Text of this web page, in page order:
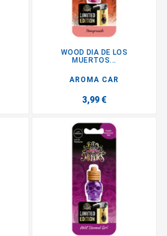
WOOD DIA DE LOS
MUERTOS...
AROMA CAR
3,99 €